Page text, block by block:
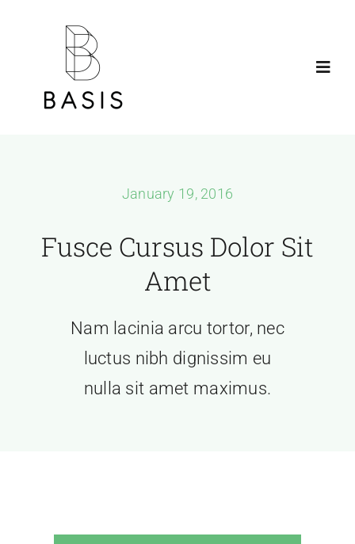
What We Do
January 19, 2016
Fusce Cursus Dolor Sit
Amet
Nam lacinia arcu tortor, nec
luctus nibh dignissim eu
nulla sit amet maximus.